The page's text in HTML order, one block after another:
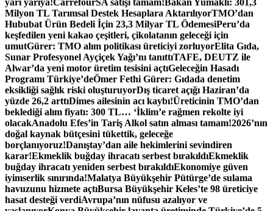
yarı yarıya!CarrefourSA satışı tamam!Bakan Yumaklı: 301,3
Milyon TL Tarımsal Destek Hesaplara AktarılıyorTMO’dan
Hububat Ürün Bedeli İçin 23,3 Milyar TL ÖdemesiPeru’da
keşfedilen yeni kakao çeşitleri, çikolatanın geleceği için
umutGürer: TMO alım politikası üreticiyi zorluyorElita Gıda,
Sunar Profesyonel Ayçiçek Yağı’nı tanıttıTAFE, DEUTZ ile
Alwar’da yeni motor üretim tesisini açtıGeleceğin Hasadı
Programı Türkiye’deÖmer Fethi Gürer: Gıdada denetim
eksikliği sağlık riski oluşturuyorDış ticaret açığı Haziran’da
yüzde 26,2 arttıDimes ailesinin acı kaybı!Üreticinin TMO’dan
beklediği alım fiyatı: 300 TL… ‘İklim’e rağmen rekolte iyi
olacakAnadolu Efes’in Tariş Alkol satın alması tamam!2026’nın
doğal kaynak bütçesini tükettik, geleceğe
borçlanıyoruz!Danıştay’dan aile hekimlerini sevindiren
karar!Ekmeklik buğday ihracatı serbest bırakıldıEkmeklik
buğday ihracatı yeniden serbest bırakıldıEkonomiye güven
iyimserlik sınırında!Malatya Büyükşehir Pütürge’de sulama
havuzunu hizmete açtıBursa Büyükşehir Keles’te 98 üreticiye
hasat desteği verdiAvrupa’nın nüfusu azalıyor ve